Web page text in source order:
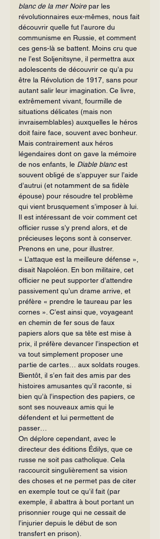
blanc de la mer Noire par les
révolutionnaires eux-mêmes, nous fait
découvrir quelle fut l’aurore du
communisme en Russie, et comment
ces gens-là se battent. Moins cru que
ne l’est Soljenitsyne, il permettra aux
adolescents de découvrir ce qu’a pu
être la Révolution de 1917, sans pour
autant salir leur imagination. Ce livre,
extrêmement vivant, fourmille de
situations délicates (mais non
invraisemblables) auxquelles le héros
doit faire face, souvent avec bonheur.
Mais contrairement aux héros
légendaires dont on gave la mémoire
de nos enfants, le Diable blanc est
souvent obligé de s’appuyer sur l’aide
d’autrui (et notamment de sa fidèle
épouse) pour résoudre tel problème
qui vient brusquement s’imposer à lui.
Il est intéressant de voir comment cet
officier russe s’y prend alors, et de
précieuses leçons sont à conserver.
Prenons en une, pour illustrer.
« L’attaque est la meilleure défense »,
disait Napoléon. En bon militaire, cet
officier ne peut supporter d’attendre
passivement qu’un drame arrive, et
préfère « prendre le taureau par les
cornes ». C’est ainsi que, voyageant
en chemin de fer sous de faux
papiers alors que sa tête est mise à
prix, il préfère devancer l’inspection et
va tout simplement proposer une
partie de cartes… aux soldats rouges.
Bientôt, il s’en fait des amis par des
histoires amusantes qu’il raconte, si
bien qu’à l’inspection des papiers, ce
sont ses nouveaux amis qui le
défendent et lui permettent de
passer…
On déplore cependant, avec le
directeur des éditions Édilys, que ce
russe ne soit pas catholique. Cela
raccourcit singulièrement sa vision
des choses et ne permet pas de citer
en exemple tout ce qu’il fait (par
exemple, il abattra à bout portant un
prisonnier rouge qui ne cessait de
l’injurier depuis le début de son
transfert en prison).